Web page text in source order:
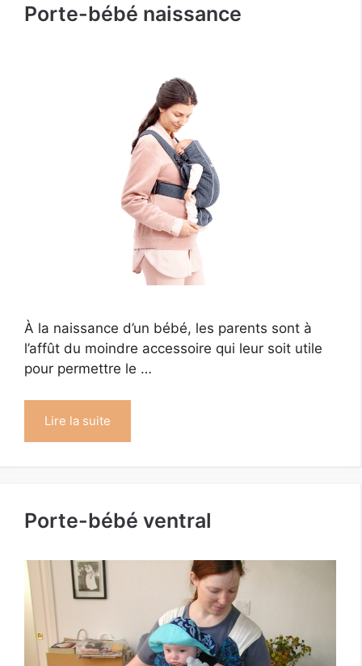
Porte-bébé naissance
À la naissance d’un bébé, les parents sont à
l’affût du moindre accessoire qui leur soit utile
pour permettre le …
Lire la suite
Porte-bébé ventral